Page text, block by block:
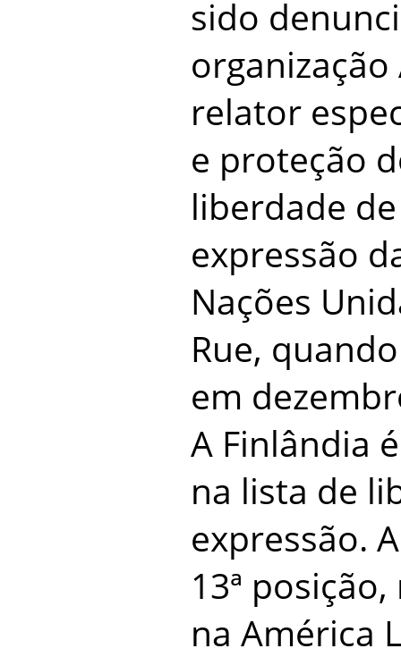
sido
relator
e proteção
liberdade
expressão
Nações
Rue,
em
A Finlândia
na lista de
expressão.
13ª
na América